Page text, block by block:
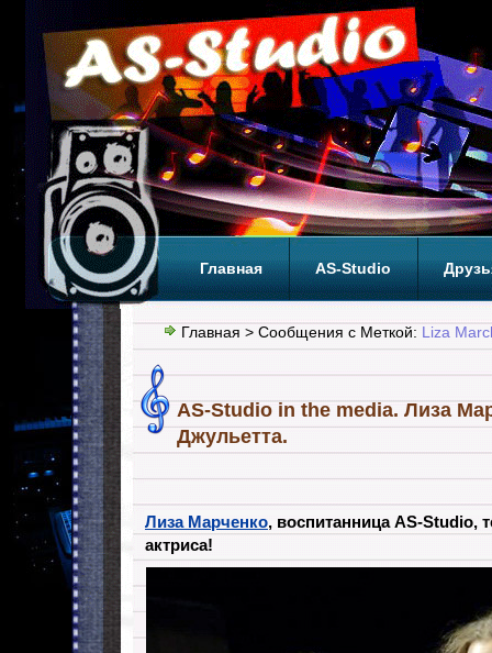
Главная AS-Studio
Теги ТОП
Главная > Сообщения с Меткой: Liza
AS-Studio in the media. Лиза
Джульетта.
Лиза Марченко, воспитанница AS-Studio,
актриса!